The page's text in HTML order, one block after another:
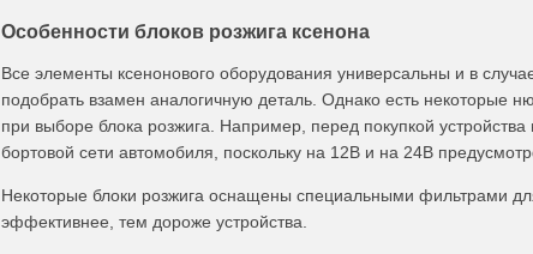
Особенности блоков розжига ксенона
Все элементы ксенонового оборудования универсальны и в
подобрать взамен аналогичную деталь. Однако есть некоторые
при выборе блока розжига. Например, перед покупкой
бортовой сети автомобиля, поскольку на 12В и на 24В
Некоторые блоки розжига оснащены специальными фильтрами
эффективнее, тем дороже устройства.